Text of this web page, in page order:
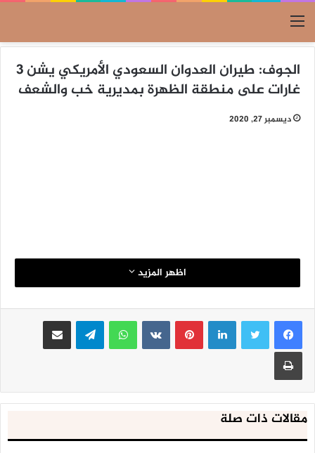
القائمة
الجوف: طيران العدوان السعودي الأمريكي يشن 3
غارات على منطقة الظهرة بمديرية خب والشعف
ديسمبر 27, 2020
اظهر المزيد
لينكدإنبينتيريست واتساب تيلقرام مشاركة عبر البريد
طباعة
مقالات ذات صلة